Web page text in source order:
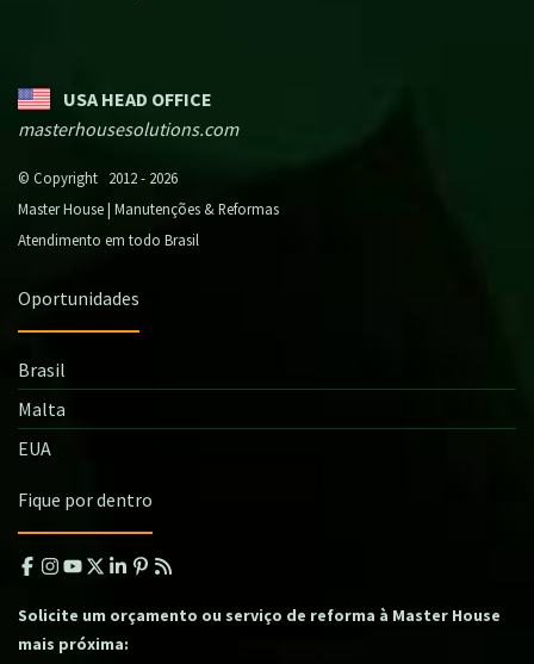
USA HEAD OFFICE
masterhousesolutions.com
© Copyright 2012 - 2026
Master House | Manutenções & Reformas
Atendimento em todo Brasil
Oportunidades
Brasil
Malta
EUA
Fique por dentro
Solicite um orçamento ou serviço de reforma à Master House
mais próxima: